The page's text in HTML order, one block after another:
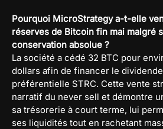
Pourquoi MicroStrategy a-t-elle
réserves de Bitcoin fin mai malgré
conservation absolue ?
La société a cédé 32 BTC pour
dollars afin de financer le
préférentielle STRC. Cette vente
narratif du never sell et démontre
sa trésorerie à court terme, lui
ses liquidités tout en rachetant